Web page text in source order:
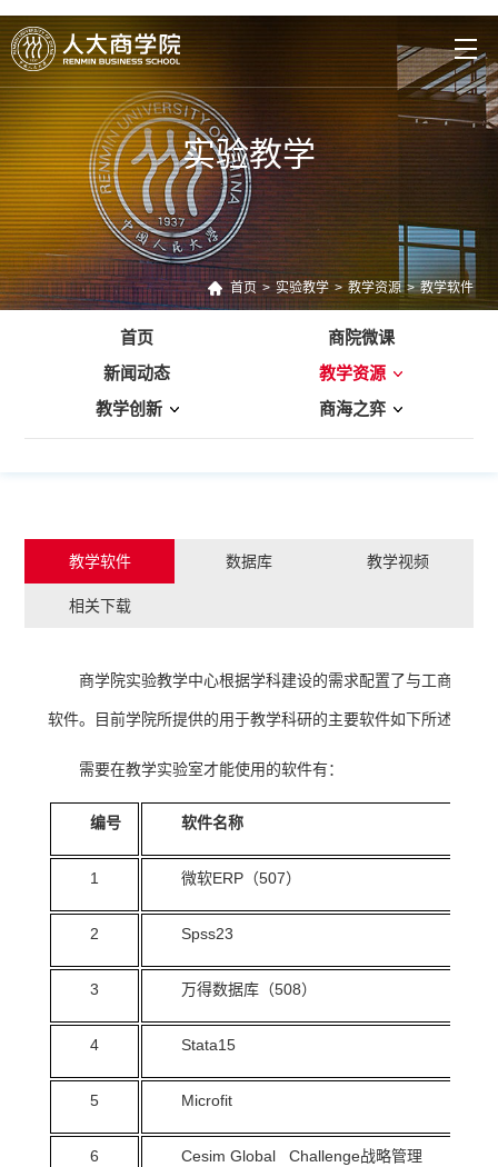
实验教学
首页 > 实验教学 > 教学资源 > 教学软件
首页
商院微课
新闻动态
教学资源
教学创新
商海之弈
教学软件 数据库 教学视频
相关下载
商学院实验教学中心根据学科建设的需求配置了与工商管理
软件。目前学院所提供的用于教学科研的主要软件如下所述。
需要在教学实验室才能使用的软件有：
编号 软件名称
1 微软ERP（507）
2 Spss23
3 万得数据库（508）
4 Stata15
5 Microfit
6 Cesim Global Challenge战略管理